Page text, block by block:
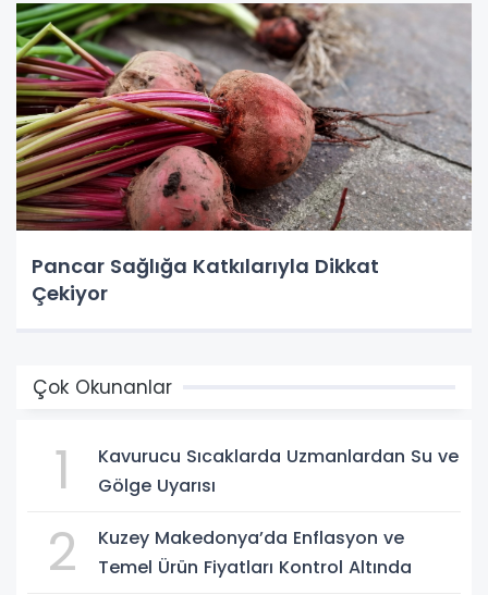
Pancar Sağlığa Katkılarıyla Dikkat
Çekiyor
Çok Okunanlar
1
Kavurucu Sıcaklarda Uzmanlardan Su ve
Gölge Uyarısı
2
Kuzey Makedonya’da Enflasyon ve
Temel Ürün Fiyatları Kontrol Altında